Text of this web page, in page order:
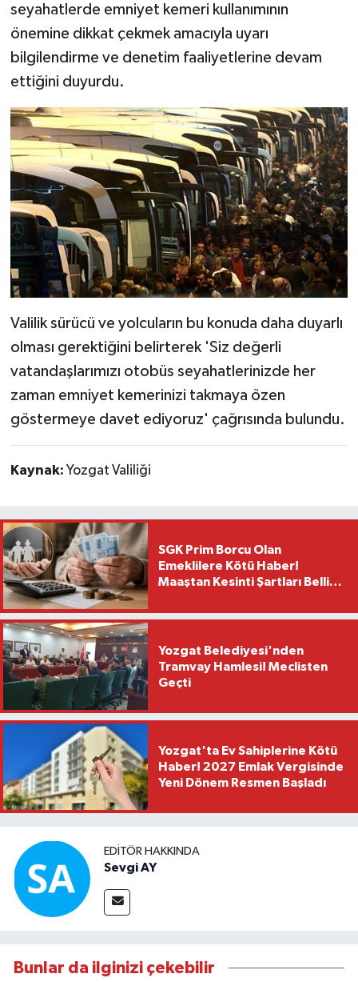
seyahatlerde emniyet kemeri kullanımının
önemine dikkat çekmek amacıyla uyarı
bilgilendirme ve denetim faaliyetlerine devam
ettiğini duyurdu.
Valilik sürücü ve yolcuların bu konuda daha duyarlı
olması gerektiğini belirterek 'Siz değerli
vatandaşlarımızı otobüs seyahatlerinizde her
zaman emniyet kemerinizi takmaya özen
göstermeye davet ediyoruz' çağrısında bulundu.
Kaynak: Yozgat Valiliği
SGK Prim Borcu Olan
Emeklilere Kötü Haber!
Maaştan Kesinti Şartları Belli
Yozgat Belediyesi'nden
Tramvay Hamlesi! Meclisten
Geçti
Yozgat'ta Ev Sahiplerine Kötü
Haber! 2027 Emlak Vergisinde
Yeni Dönem Resmen Başladı
EDITÖR HAKKINDA
Sevgi AY
Bunlar da ilginizi çekebilir